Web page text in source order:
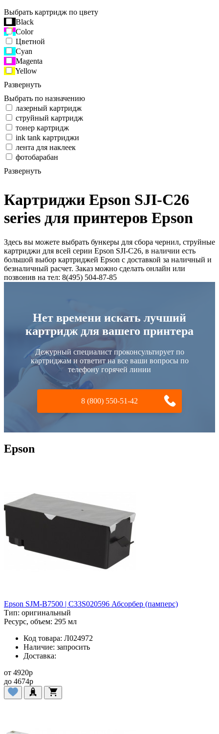
Выбрать картридж по цвету
Black
Color
Цветной
Cyan
Magenta
Yellow
Развернуть
Выбрать по назначению
лазерный картридж
струйный картридж
тонер картридж
ink tank картриджи
лента для наклеек
фотобарабан
Развернуть
Картриджи Epson SJI-C26
series для принтеров Epson
Здесь вы можете выбрать бункеры для сбора чернил, струйные
картриджи для всей серии Epson SJI-C26, в наличии есть
большой выбор картриджей Epson с доставкой за наличный и
безналичный расчет. Заказ можно сделать онлайн или
позвонив на тел: 8(495) 504-87-85
Нет времени искать лучший
картридж для вашего принтера
Дежурный специалист проконсультирует по
картриджам и ответит на все ваши вопросы по
телефону горячей линии
8 (800) 550-51-42
Epson
Epson SJM-B7500 | C33S020596 Абсорбер (памперс)
Тип: оригинальный
Ресурс, объем: 295 мл
Код товара: Л024972
Наличие: запросить
Доставка:
от 4920p
до 4674p